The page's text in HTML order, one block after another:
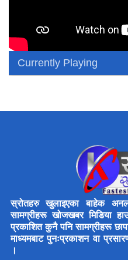
Currently Playing
स्रोतहरु खुलाइएका बाहेक
सामग्रीहरू खोजखबर मिडिया
प्रकाशित कुनै पनि सामग्रीहरू
माध्यमबाट पुनःप्रकाशन वा
।